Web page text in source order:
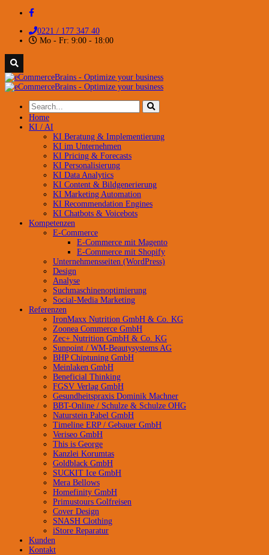
0221 / 177 347 40
Mo - Fr: 9:00 - 18:00
Home
KI / AI
KI Beratung & Implementierung
KI im Unternehmen
KI Pricing & Forecasts
KI Personalisierung
KI Data Analytics
KI Content & Bildgenerierung
KI Marketing Automation
KI Recommendation Engines
KI Chatbots & Voicebots
Kompetenzen
E-Commerce
E-Commerce mit Magento
E-Commerce mit Shopify
Unternehmensseiten (WordPress)
Design
Analyse
Suchmaschinenoptimierung
Social-Media Marketing
Referenzen
IronMaxx Nutrition GmbH & Co. KG
Zoonea Commerce GmbH
Zec+ Nutrition GmbH & Co. KG
Sunpoint / WM-Beautysystems AG
BHP Chiptuning GmbH
Meinlaken GmbH
Beneficial Thinking
FGSV Verlag GmbH
Gesundheitspraxis Dominik Machner
BBT-Online / Schulze & Schulze OHG
Naturstein Pabel GmbH
Timeline ERP / Gebauer GmbH
Veriseo GmbH
This is George
Kanzlei Korumtas
Goldblack GmbH
SUCKIT Ice GmbH
Mera Bellows
Homefinity GmbH
Primustours Golfreisen
Cover Design
SNASH Clothing
iStore Reparatur
Kunden
Kontakt